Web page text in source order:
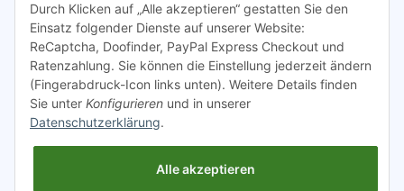
Abonnieren
Spamschutz aktiv
Gesetzliche Informationen
Durch Klicken auf „Alle akzeptieren“ gestatten Sie den
Einsatz folgender Dienste auf unserer Website:
ReCaptcha, Doofinder, PayPal Express Checkout und
Ratenzahlung. Sie können die Einstellung jederzeit ändern
(Fingerabdruck-Icon links unten). Weitere Details finden
Sie unter Konfigurieren und in unserer
Datenschutzerklärung.
Alle akzeptieren